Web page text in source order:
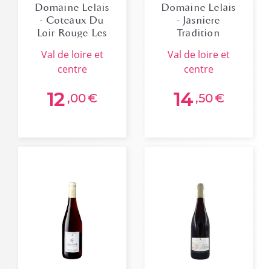
Domaine Lelais
- Coteaux Du
Loir Rouge Les
val de loire et
centre
12 ,00€
Domaine Lelais
- Jasniere
Tradition
val de loire et
centre
14 ,50€